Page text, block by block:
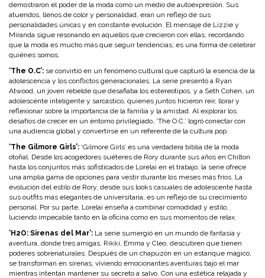
demostraron el poder de la moda como un medio de autoexpresión. Sus
atuendos, llenos de color y personalidad, eran un reflejo de sus
personalidades únicas y en constante evolución. El mensaje de Lizzie y
Miranda sigue resonando en aquellos que crecieron con ellas, recordando
que la moda es mucho más que seguir tendencias; es una forma de celebrar
quiénes somos.
‘The O.C’: se convirtió en un fenómeno cultural que capturó la esencia de la
adolescencia y los conflictos generacionales. La serie presentó a Ryan
Atwood, un joven rebelde que desafiaba los estereotipos, y a Seth Cohen, un
adolescente inteligente y sarcástico, quienes juntos hicieron reír, llorar y
reflexionar sobre la importancia de la familia y la amistad. Al explorar los
desafíos de crecer en un entorno privilegiado, ‘The O.C.’ logró conectar con
una audiencia global y convertirse en un referente de la cultura pop.
‘The Gilmore Girls’: ‘Gilmore Girls’ es una verdadera biblia de la moda
otoñal. Desde los acogedores suéteres de Rory durante sus años en Chilton
hasta los conjuntos más sofisticados de Lorelai en el trabajo, la serie ofrece
una amplia gama de opciones para vestir durante los meses más fríos. La
evolución del estilo de Rory, desde sus looks casuales de adolescente hasta
sus outfits más elegantes de universitaria, es un reflejo de su crecimiento
personal. Por su parte, Lorelai enseña a combinar comodidad y estilo,
luciendo impecable tanto en la oficina como en sus momentos de relax.
‘H2O: Sirenas del Mar’: La serie sumergió en un mundo de fantasía y
aventura, donde tres amigas, Rikki, Emma y Cleo, descubren que tienen
poderes sobrenaturales. Después de un chapuzón en un estanque mágico,
se transforman en sirenas, viviendo emocionantes aventuras bajo el mar
mientras intentan mantener su secreto a salvo. Con una estética relajada y